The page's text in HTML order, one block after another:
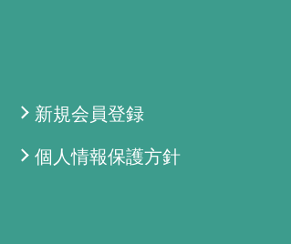
新規会員登録
個人情報保護方針